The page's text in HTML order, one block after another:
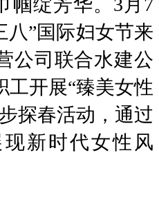
帼绽芳华。 3月7
八”国际妇女节来
公司联合水建公
工开展“臻美女性
探春活动，通过
新时代女性风